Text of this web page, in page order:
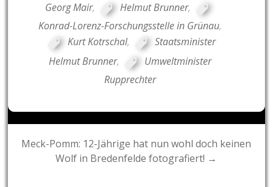
Georg Mair, Helmut Brunner,
Konrad-Lorenz-Forschungsstelle in Grünau,
Kurt Kotrschal,
Staatsminister
Helmut Brunner,
Umweltminister
Rupprechter
Post
navigation
Meck-Pomm: 12-Jährige hat nun wohl doch keinen
Wolf in Bredenfelde fotografiert! →